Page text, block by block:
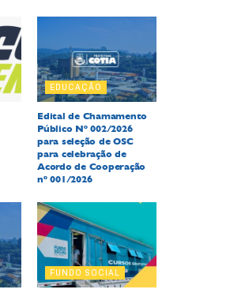
EDUCAÇÃO
Edital de Chamamento
Público Nº 002/2026
para seleção de OSC
para celebração de
Acordo de Cooperação
nº 001/2026
FUNDO SOCIAL